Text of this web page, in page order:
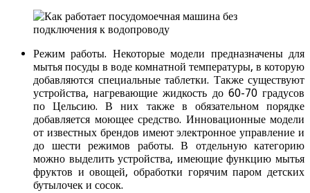
Режим работы. Некоторые модели предназначены для
мытья посуды в воде комнатной температуры, в которую
добавляются специальные таблетки. Также существуют
устройства, нагревающие жидкость до 60-70 градусов
по Цельсию. В них также в обязательном порядке
добавляется моющее средство. Инновационные модели
от известных брендов имеют электронное управление и
до шести режимов работы. В отдельную категорию
можно выделить устройства, имеющие функцию мытья
фруктов и овощей, обработки горячим паром детских
бутылочек и сосок.